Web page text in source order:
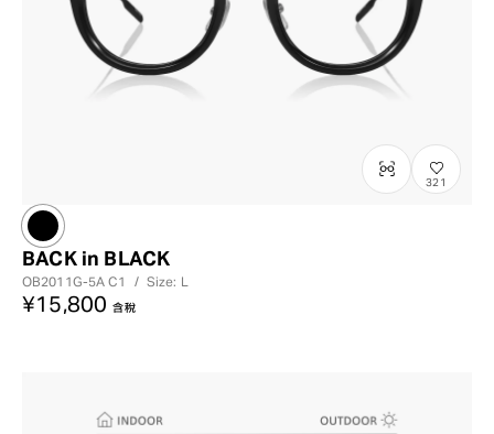
321
BACK in BLACK
OB2011G-5AC1 / Size: L
¥15,800 含稅